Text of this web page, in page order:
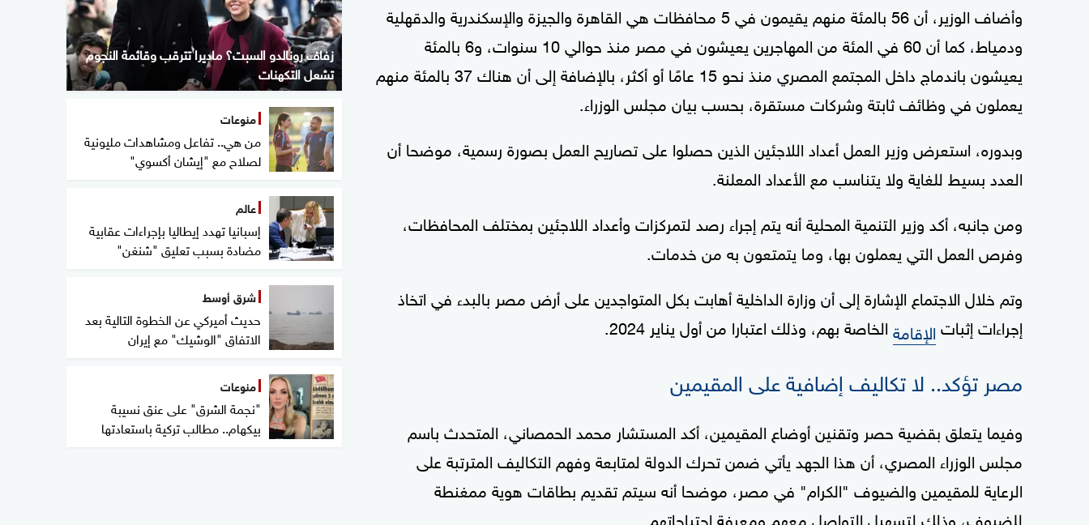
وأضاف الوزير، أن 56 بالمئة منهم يقيمون في 5 محافظات هي القاهرة والجيزة والإسكندرية والدقهلية
ودمياط، كما أن 60 في المئة من المهاجرين يعيشون في مصر منذ حوالي 10 سنوات، و6 بالمئة
يعيشون باندماج داخل المجتمع المصري منذ نحو 15 عامًا أو أكثر، بالإضافة إلى أن هناك 37 بالمئة منهم
يعملون في وظائف ثابتة وشركات مستقرة، بحسب بيان مجلس الوزراء.
وبدوره، استعرض وزير العمل أعداد اللاجئين الذين حصلوا على تصاريح العمل بصورة رسمية، موضحا أن
العدد بسيط للغاية ولا يتناسب مع الأعداد المعلنة.
ومن جانبه، أكد وزير التنمية المحلية أنه يتم إجراء رصد لتمركزات وأعداد اللاجئين بمختلف المحافظات،
وفرص العمل التي يعملون بها، وما يتمتعون به من خدمات.
وتم خلال الاجتماع الإشارة إلى أن وزارة الداخلية أهابت بكل المتواجدين على أرض مصر بالبدء في اتخاذ
إجراءات إثبات الإقامة الخاصة بهم، وذلك اعتبارا من أول يناير 2024.
مصر تؤكد.. لا تكاليف إضافية على المقيمين
وفيما يتعلق بقضية حصر وتقنين أوضاع المقيمين، أكد المستشار محمد الحمصاني، المتحدث باسم
مجلس الوزراء المصري، أن هذا الجهد يأتي ضمن تحرك الدولة لمتابعة وفهم التكاليف المترتبة على
الرعاية للمقيمين والضيوف "الكرام" في مصر، موضحا أنه سيتم تقديم بطاقات هوية ممغنطة
للضيوف، وذلك لتسهيل التواصل معهم ومعرفة احتياجاتهم.
زفاف رونالدو السبت؟ ماديرا تترقب وقائمة النجوم
تشعل التكهنات
منوعات
من هي.. تفاعل ومشاهدات مليونية
لصلاح مع "إيشان أكسوي"
عالم
إسبانيا تهدد إيطاليا بإجراءات عقابية
مضادة بسبب تعليق "شنغن"
شرق أوسط
حديث أميركي عن الخطوة التالية بعد
الاتفاق "الوشيك" مع إيران
منوعات
"نجمة الشرق" على عنق نسيبة
بيكهام.. مطالب تركية باستعادتها